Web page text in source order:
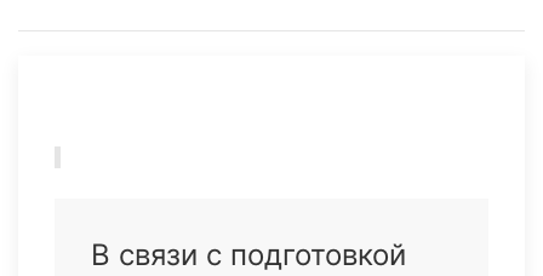
В связи с подготовкой